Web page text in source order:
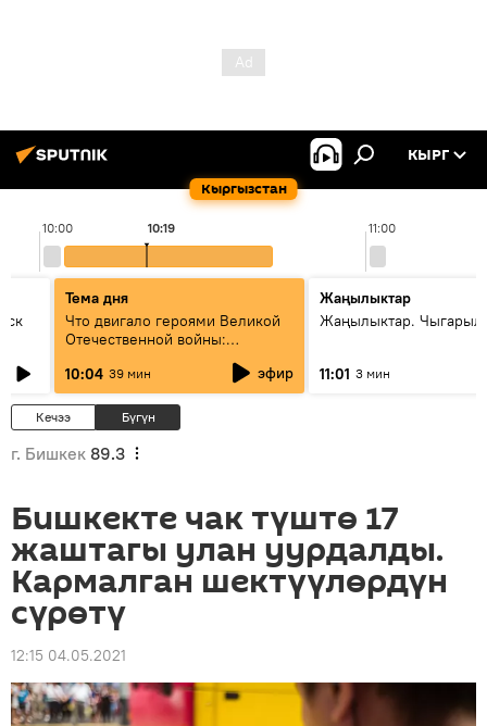
Кыргызстан
КЫРГ
10:00 11:00
10:19
Тема дня
Что двигало героями Великой
Отечественной войны:
Тулебердиева
10:04 39 мин эфир
Жаңылыктар
Жаңылыктар.
11:01 3 мин
Кечээ Бүгүн
г. Бишкек 89.3
Бишкекте чак түштө 17
жаштагы улан уурдалды.
Кармалган шектүүлөрдүн
сүрөтү
12:15 04.05.2021